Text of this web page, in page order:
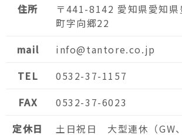
住所
〒441-8142 愛知県愛知県
町字向郷22
mail
info@tantore.co.jp
TEL
0532-37-1157
FAX
0532-37-6023
定休日
土日祝日 大型連休（GW